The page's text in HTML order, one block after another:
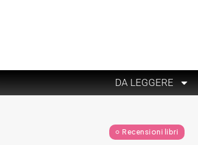
DA LEGGERE
Recensioni libri